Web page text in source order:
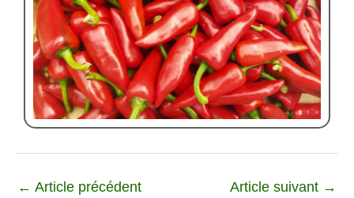
← Article précédent Article suivant →